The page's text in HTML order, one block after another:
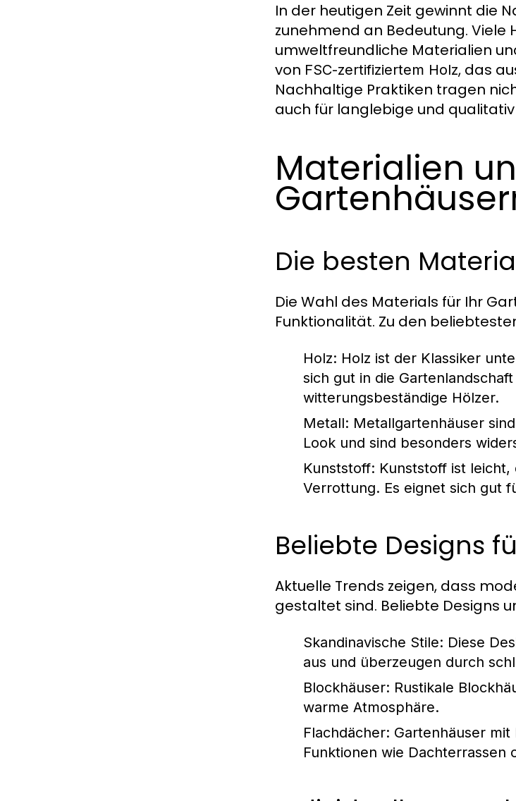
In der heutigen Zeit gewinnt die
zunehmend an Bedeutung. Viele
umweltfreundliche Materialien
von FSC-zertifiziertem Holz, das
Nachhaltige Praktiken tragen
auch für langlebige und
Materialien
Die besten
Die Wahl des Materials für Ihr
Funktionalität. Zu den
Holz: Holz ist der Klassiker
sich gut in die
witterungsbeständige Hölzer.
Metall: Metallgartenhäuser
Look und sind besonders
Kunststoff: Kunststoff ist
Verrottung. Es eignet sich gut
Beliebte Designs
Aktuelle Trends zeigen, dass
gestaltet sind. Beliebte Designs
Skandinavische Stile: Diese
aus und überzeugen durch
Blockhäuser: Rustikale
warme Atmosphäre.
Flachdächer: Gartenhäuser
Funktionen wie Dachterrassen